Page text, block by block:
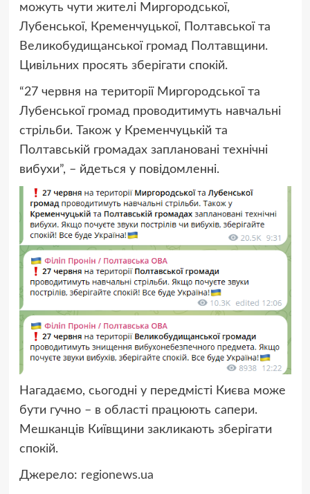
можуть чути жителі Миргородської,
Лубенської, Кременчуцької, Полтавської та
Великобудищанської громад Полтавщини.
Цивільних просять зберігати спокій.
“27 червня на території Миргородської та
Лубенської громад проводитимуть навчальні
стрільби. Також у Кременчуцькій та
Полтавській громадах заплановані технічні
вибухи”, – йдеться у повідомленні.
Нагадаємо, сьогодні у передмісті Києва може
бути гучно – в області працюють сапери.
Мешканців Київщини закликають зберігати
спокій.
Джерело: regionews.ua